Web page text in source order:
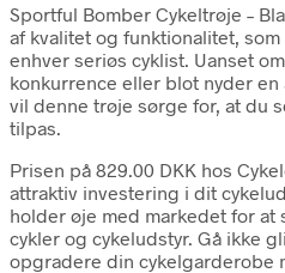
Sportful Bomber Cykeltrøje –
af kvalitet og funktionalitet,
enhver seriøs cyklist. Uanset
konkurrence eller blot nyder
vil denne trøje sørge for, at du
tilpas.
Prisen på 829.00 DKK hos
attraktiv investering i dit
holder øje med markedet for
cykler og cykeludstyr. Gå ikke
opgradere din cykelgarderobe